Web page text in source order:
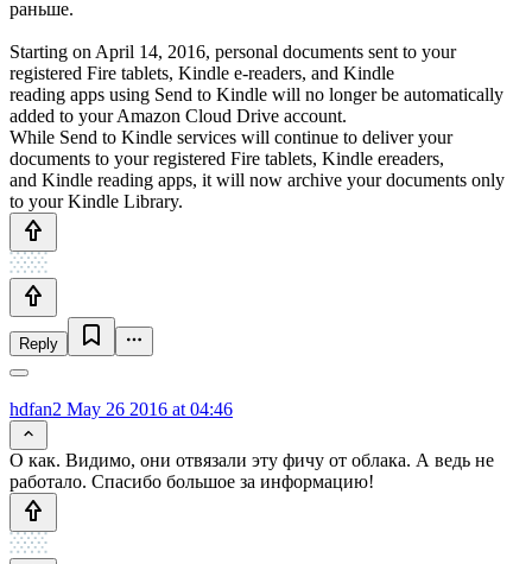
раньше.
Starting on April 14, 2016, personal documents sent to your
registered Fire tablets, Kindle e-readers, and Kindle
reading apps using Send to Kindle will no longer be automatically
added to your Amazon Cloud Drive account.
While Send to Kindle services will continue to deliver your
documents to your registered Fire tablets, Kindle ereaders,
and Kindle reading apps, it will now archive your documents only
to your Kindle Library.
Reply
hdfan2 May 26 2016 at 04:46
О как. Видимо, они отвязали эту фичу от облака. А ведь не
работало. Спасибо большое за информацию!